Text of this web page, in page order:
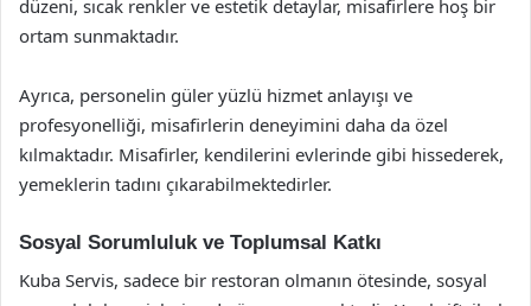
düzeni, sıcak renkler ve estetik detaylar, misafirlere hoş bir
ortam sunmaktadır.
Ayrıca, personelin güler yüzlü hizmet anlayışı ve
profesyonelliği, misafirlerin deneyimini daha da özel
kılmaktadır. Misafirler, kendilerini evlerinde gibi hissederek,
yemeklerin tadını çıkarabilmektedirler.
Sosyal Sorumluluk ve Toplumsal Katkı
Kuba Servis, sadece bir restoran olmanın ötesinde, sosyal